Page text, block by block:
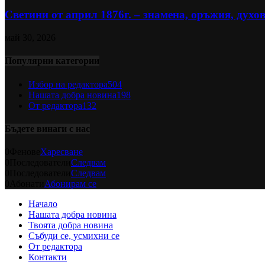
Светини от април 1876г. – знамена, оръжия,
Популярни категории
Избор на редактора504
Нашата добра новина198
От редактора132
Бъдете винаги с нас
Харесване
Следвам
Следвам
Абонирам се
Начало
Нашата добра новина
Твоята добра новина
Събуди се, усмихни се
От редактора
Контакти